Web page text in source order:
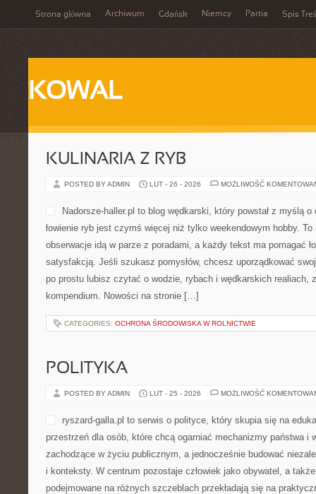
Strona główna Archiwum Gdańsk Niemcy Partia Spis
KOWAL
KULINARIA Z RYB
POSTED BY ADMIN LUT - 26 - 2026 MOŻLIWOŚĆ
Nadorsze-haller.pl to blog wędkarski, który powstał z myślą
łowienie ryb jest czymś więcej niż tylko weekendowym hobby.
obserwacje idą w parze z poradami, a każdy tekst ma pomagać
satysfakcją. Jeśli szukasz pomysłów, chcesz uporządkować
po prostu lubisz czytać o wodzie, rybach i wędkarskich realiach,
kompendium. Nowości na stronie […]
CATEGORIES: OCHRONA ŚRODOWISKA W ROLNICTWIE
POLITYKA
POSTED BY ADMIN LUT - 25 - 2026 MOŻLIWOŚĆ
ryszard-galla.pl to serwis o polityce, który skupia się na
przestrzeń dla osób, które chcą ogarniać mechanizmy państwa i
zachodzące w życiu publicznym, a jednocześnie budować
i konteksty. W centrum pozostaje człowiek jako obywatel, a
podejmowane na różnych szczeblach przekładają się na